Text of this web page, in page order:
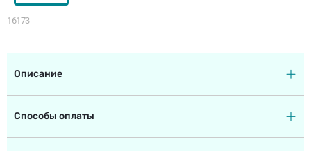
16173
Описание
Способы оплаты